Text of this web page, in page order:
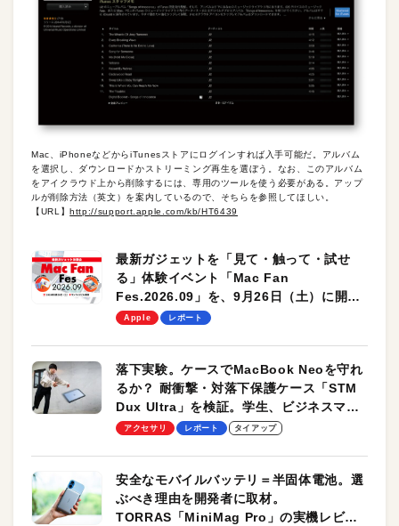
Mac、iPhoneなどからiTunesストアにログインすれば入手可能だ。アルバム
を選択し、ダウンロードかストリーミング再生を選ぼう。なお、このアルバム
をアイクラウド上から削除するには、専用のツールを使う必要がある。アップ
ルが削除方法（英文）を案内しているので、そちらを参照してほしい。
【URL】 http://support.apple.com/kb/HT6439
最新ガジェットを「見て・触って・試せ
る」体験イベント「Mac Fan
Fes.2026.09」を、9月26日（土）に開催
します！
Apple レポート
落下実験。ケースでMacBook Neoを守れ
るか？ 耐衝撃・対落下保護ケース「STM
Dux Ultra」を検証。学生、ビジネスマン
のモバイルユースに最適！
アクセサリ レポート タイアップ
安全なモバイルバッテリ＝半固体電池。選
ぶべき理由を開発者に取材。
TORRAS「MiniMag Pro」の実機レビュ